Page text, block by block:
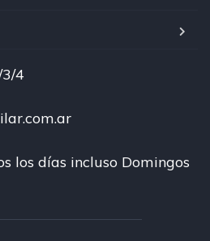
4
los días incluso Domingos